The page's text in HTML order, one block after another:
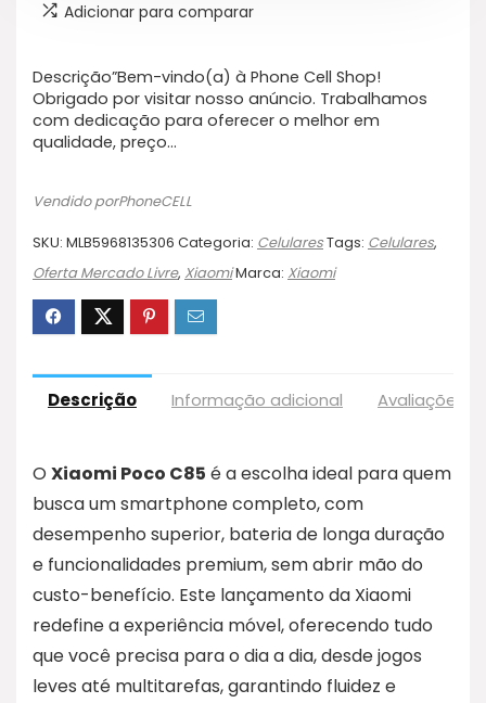
Adicionar para comparar
Descrição”Bem-vindo(a) à Phone Cell Shop!
Obrigado por visitar nosso anúncio. Trabalhamos
com dedicação para oferecer o melhor em
qualidade, preço…
Vendido porPhoneCELL
SKU: MLB5968135306 Categoria: CelularesTags: Celulares,
Oferta Mercado Livre, XiaomiMarca: Xiaomi
Descrição Informação adicional Avaliações
O Xiaomi Poco C85 é a escolha ideal para quem
busca um smartphone completo, com
desempenho superior, bateria de longa duração
e funcionalidades premium, sem abrir mão do
custo-benefício. Este lançamento da Xiaomi
redefine a experiência móvel, oferecendo tudo
que você precisa para o dia a dia, desde jogos
leves até multitarefas, garantindo fluidez e